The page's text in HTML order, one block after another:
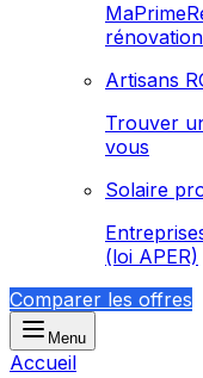
rénovation
Artisans
Trouver
vous
Solaire
(loi APER)
Comparer les offres
Menu
Accueil